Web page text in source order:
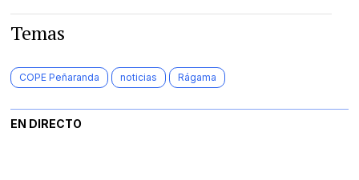
Temas
COPE Peñaranda noticias Rágama
EN DIRECTO